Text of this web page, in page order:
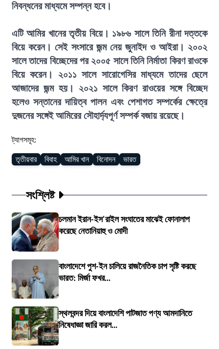
নিবন্ধনের মাধ্যমে সম্পন্ন হবে।
এটি আমির খানের তৃতীয় বিয়ে। ১৯৮৬ সালে তিনি রীনা দত্তকে
বিয়ে করেন। সেই সংসারে জন্ম নেয় জুনাইদ ও আইরা। ২০০২
সালে তাদের বিচ্ছেদের পর ২০০৫ সালে তিনি নির্মাতা কিরণ রাওকে
বিয়ে করেন। ২০১১ সালে সারোগেসির মাধ্যমে তাদের ছেলে
আজাদের জন্ম হয়। ২০২১ সালে কিরণ রাওয়ের সঙ্গে বিচ্ছেদ
হলেও সন্তানের দায়িত্ব পালন এবং পেশাগত সম্পর্কের ক্ষেত্রে
দুজনের সঙ্গেই আমিরের সৌহার্দ্যপূর্ণ সম্পর্ক বজায় রয়েছে।
ট্যাগসমূহ:
তৃতীয়বার বিবাহ আমির খান বিনোদন ভারত
সংশ্লিষ্ট
চলমান ইরান-ইস'রাইল সংঘাতের মাঝেই ফোনালাপ
করেছে নেতানিয়াহু ও মোদী
বাংলাদেশে পুশ-ইন চালিয়ে রাজনৈতিক চাপ সৃষ্টি করছে
ভারত: মির্জা ফখর...
স্থলবন্দর দিয়ে বাংলাদেশি পাটজাত পণ্য আমদানিতে
নিষেধাজ্ঞা জারি করল...